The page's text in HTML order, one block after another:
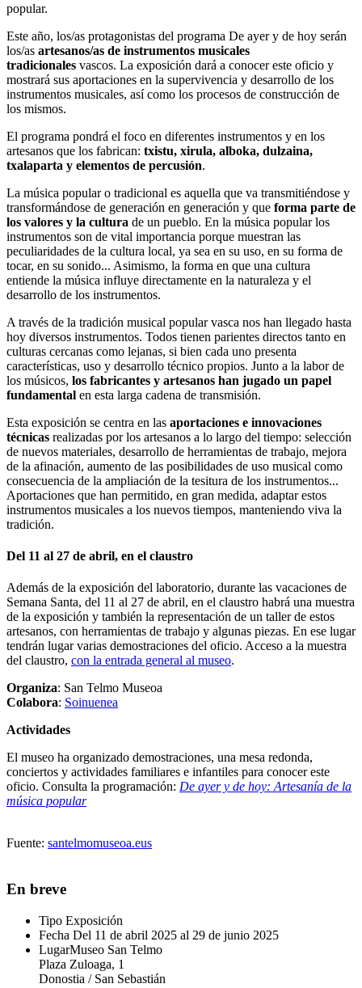
popular.
Este año, los/as protagonistas del programa De ayer y de hoy serán
los/as artesanos/as de instrumentos musicales
tradicionales vascos. La exposición dará a conocer este oficio y
mostrará sus aportaciones en la supervivencia y desarrollo de los
instrumentos musicales, así como los procesos de construcción de
los mismos.
El programa pondrá el foco en diferentes instrumentos y en los
artesanos que los fabrican: txistu, xirula, alboka, dulzaina,
txalaparta y elementos de percusión.
La música popular o tradicional es aquella que va transmitiéndose y
transformándose de generación en generación y que forma parte de
los valores y la cultura de un pueblo. En la música popular los
instrumentos son de vital importancia porque muestran las
peculiaridades de la cultura local, ya sea en su uso, en su forma de
tocar, en su sonido... Asimismo, la forma en que una cultura
entiende la música influye directamente en la naturaleza y el
desarrollo de los instrumentos.
A través de la tradición musical popular vasca nos han llegado hasta
hoy diversos instrumentos. Todos tienen parientes directos tanto en
culturas cercanas como lejanas, si bien cada uno presenta
características, uso y desarrollo técnico propios. Junto a la labor de
los músicos, los fabricantes y artesanos han jugado un papel
fundamental en esta larga cadena de transmisión.
Esta exposición se centra en las aportaciones e innovaciones
técnicas realizadas por los artesanos a lo largo del tiempo: selección
de nuevos materiales, desarrollo de herramientas de trabajo, mejora
de la afinación, aumento de las posibilidades de uso musical como
consecuencia de la ampliación de la tesitura de los instrumentos...
Aportaciones que han permitido, en gran medida, adaptar estos
instrumentos musicales a los nuevos tiempos, manteniendo viva la
tradición.
Del 11 al 27 de abril, en el claustro
Además de la exposición del laboratorio, durante las vacaciones de
Semana Santa, del 11 al 27 de abril, en el claustro habrá una muestra
de la exposición y también la representación de un taller de estos
artesanos, con herramientas de trabajo y algunas piezas. En ese lugar
tendrán lugar varias demostraciones del oficio. Acceso a la muestra
del claustro, con la entrada general al museo.
Organiza: San Telmo Museoa
Colabora: Soinuenea
Actividades
El museo ha organizado demostraciones, una mesa redonda,
conciertos y actividades familiares e infantiles para conocer este
oficio. Consulta la programación: De ayer y de hoy: Artesanía de la
música popular
Fuente: santelmomuseoa.eus
En breve
Tipo Exposición
Fecha Del 11 de abril 2025 al 29 de junio 2025
LugarMuseo San Telmo
Plaza Zuloaga, 1
Donostia / San Sebastián